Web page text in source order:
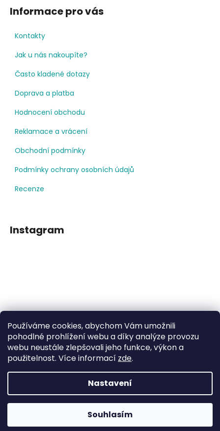
Používáme cookies, abychom Vám umožnili
pohodlné prohlížení webu a díky analýze provozu
webu neustále zlepšovali jeho funkce, výkon a
použitelnost. Více informací zde.
Nastavení
Souhlasím
Informace pro vás
Kontakty
Jak u nás nakoupíte?
Často kladené dotazy
Doprava a platba
Hodnocení obchodu
Reklamace a vrácení
Obchodní podmínky
Podmínky ochrany osobních údajů
Recenze
Instagram
Sledovat na Instagramu
Facebook
Vytvořil Shoptet
Dětské klipy na dudlíčky